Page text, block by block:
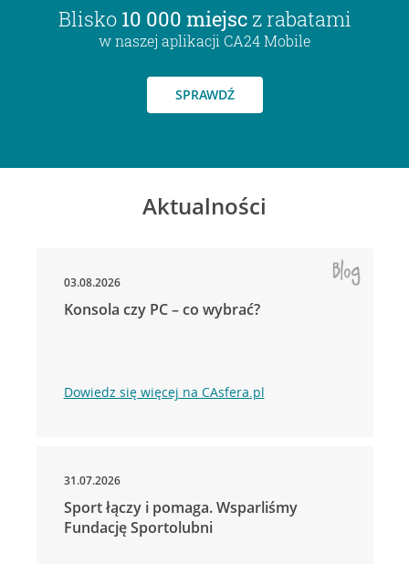
Blisko 10 000 miejsc z rabatami
w naszej aplikacji CA24 Mobile
SPRAWDŹ
Aktualności
03.08.2026
Konsola czy PC – co wybrać?
Dowiedz się więcej na CAsfera.pl
31.07.2026
Sport łączy i pomaga. Wsparliśmy
Fundację Sportolubni